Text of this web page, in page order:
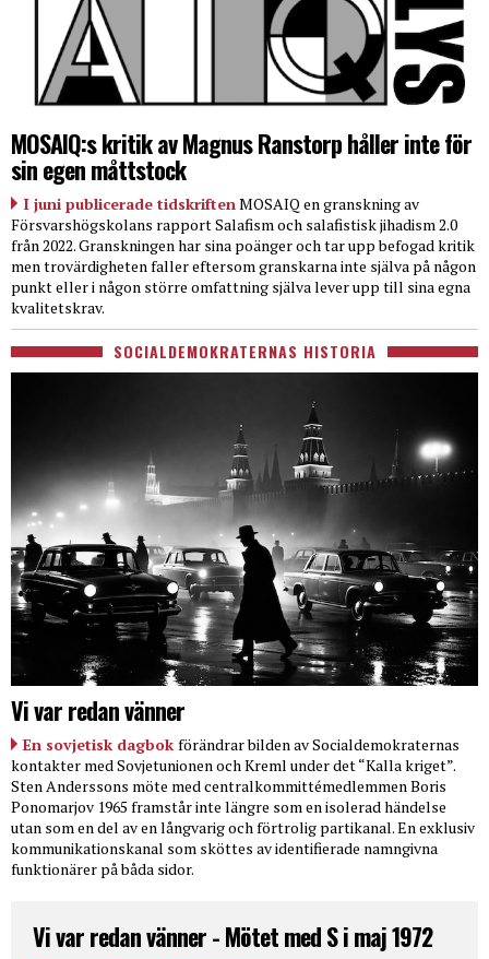
MOSAIQ:s kritik av Magnus Ranstorp håller inte för
sin egen måttstock
I juni publicerade tidskriften MOSAIQ en granskning av
Försvarshögskolans rapport Salafism och salafistisk jihadism 2.0
från 2022. Granskningen har sina poänger och tar upp befogad kritik
men trovärdigheten faller eftersom granskarna inte själva på någon
punkt eller i någon större omfattning själva lever upp till sina egna
kvalitetskrav.
SOCIALDEMOKRATERNAS HISTORIA
Vi var redan vänner
En sovjetisk dagbok förändrar bilden av Socialdemokraternas
kontakter med Sovjetunionen och Kreml under det “Kalla kriget”.
Sten Anderssons möte med centralkommittémedlemmen Boris
Ponomarjov 1965 framstår inte längre som en isolerad händelse
utan som en del av en långvarig och förtrolig partikanal. En exklusiv
kommunikationskanal som sköttes av identifierade namngivna
funktionärer på båda sidor.
Vi var redan vänner - Mötet med S i maj 1972